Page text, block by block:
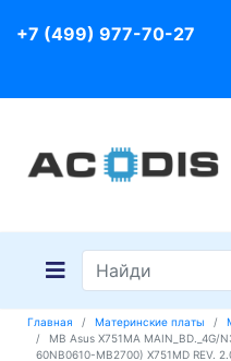
+7 (499) 977-70-27
Главная Материнские платы
MB Asus X751MA MAIN_BD._4G/
60NB0610-MB2700) X751MD REV.